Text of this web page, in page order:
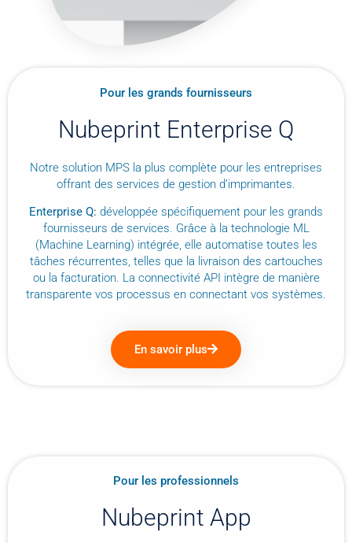
Pour les grands fournisseurs
Nubeprint Enterprise Q
Notre solution MPS la plus complète pour les entreprises
offrant des services de gestion d’imprimantes.
Enterprise Q: développée spécifiquement pour les grands
fournisseurs de services. Grâce à la technologie ML
(Machine Learning) intégrée, elle automatise toutes les
tâches récurrentes, telles que la livraison des cartouches
ou la facturation. La connectivité API intègre de manière
transparente vos processus en connectant vos systèmes.
En savoir plus
Pour les professionnels
Nubeprint App